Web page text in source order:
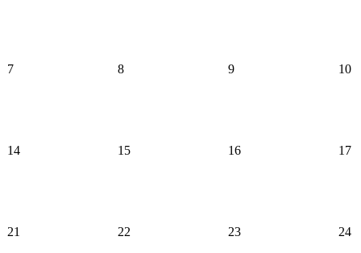
7 8 9 10
14 15 16 17
21 22 23 24